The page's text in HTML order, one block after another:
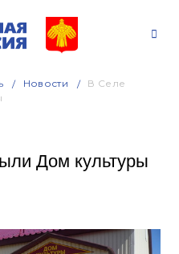
Новости
В Селе
Дом культуры